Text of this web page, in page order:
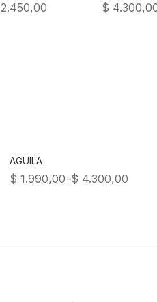
2.450,00 $
AGUILA
$ 1.990,00–$ 4.300,00